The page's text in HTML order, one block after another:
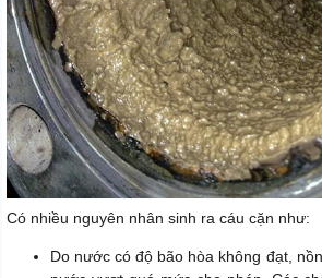
Có nhiều nguyên nhân sinh ra cáu cặn như:
Do nước có độ bão hòa không đạt,